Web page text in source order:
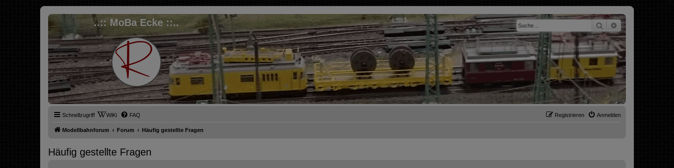
..:: MoBa Ecke ::.. SucheErweiterte Suche
Schnellzugriff WiKi FAQ Anmelden
Registrieren
Modellbahnforum Forum Häufig gestellte Fragen
Häufig gestellte Fragen